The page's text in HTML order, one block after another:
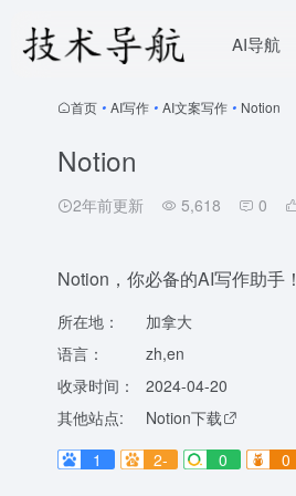
AI导航
首页 • AI写作 • AI文案写作 • Notion
Notion
2年前更新 5,618 0
Notion，你必备的AI写作助手！
所在地：
加拿大
语言：
zh,en
收录时间：
2024-04-20
其他站点:
Notion下载
1
2- 0 0